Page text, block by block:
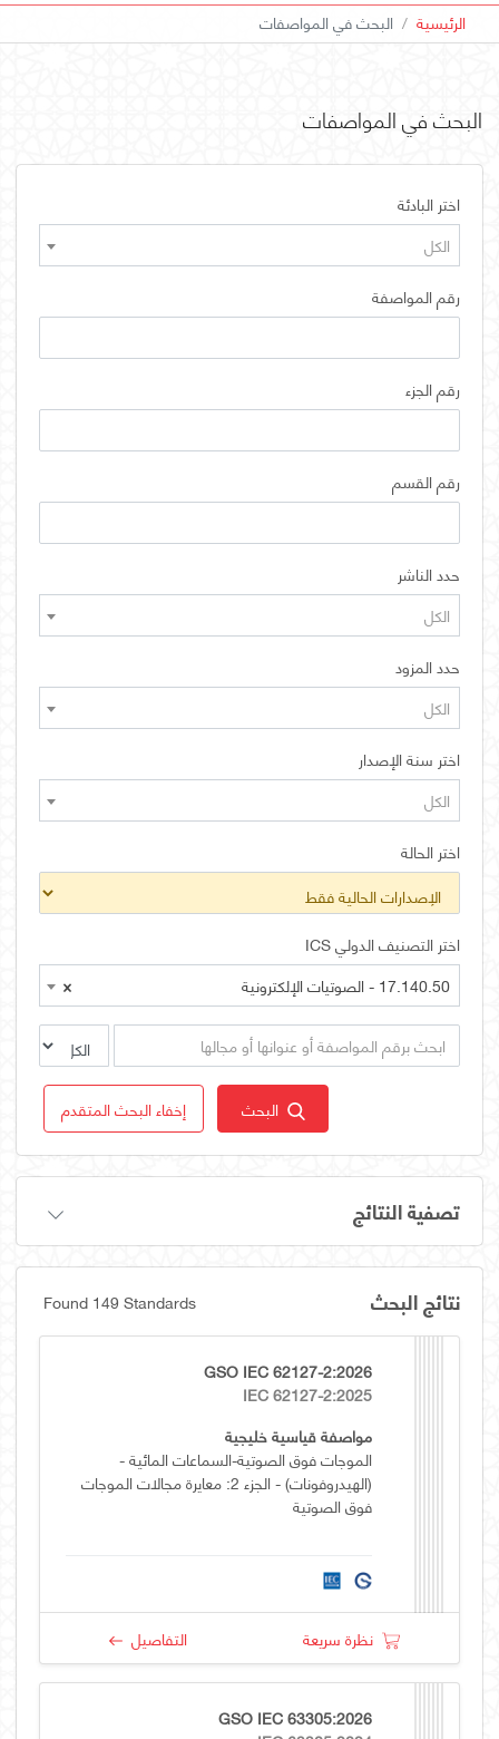
الرئيسية البحث في المواصفات
البحث في المواصفات
اختر البادئة
الكل
رقم المواصفة
رقم الجزء
رقم القسم
حدد الناشر
الكل
حدد المزود
الكل
اختر سنة الإصدار
الكل
اختر الحالة
اختر التصنيف الدولي ICS
×
17.140.50 - الصوتيات الإلكترونية
البحث إخفاء البحث المتقدم
تصفية النتائج
نتائج البحث Found 149 Standards
GSO IEC 62127-2:2026
IEC 62127-2:2025
مواصفة قياسية خليجية
الموجات فوق الصوتية-السماعات المائية -
(الهيدروفونات) - الجزء 2: معايرة مجالات الموجات
فوق الصوتية
نظرة سريعة التفاصيل
GSO IEC 63305:2026